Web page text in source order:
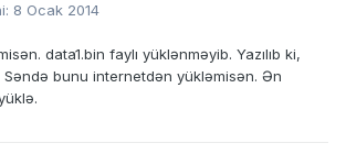
8 Ocak 2014
data1.bin faylı yüklənməyib. Yazılıb ki,
Səndə bunu internetdən yükləmisən. Ən